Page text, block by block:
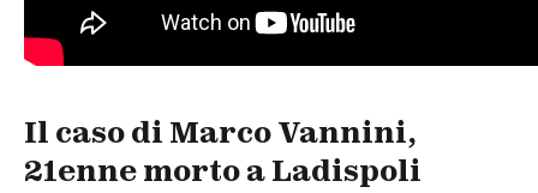
Il caso di Marco Vannini,
21enne morto a Ladispoli